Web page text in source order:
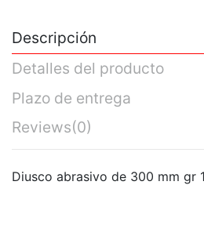
Descripción
Detalles del producto
Plazo de entrega
Reviews(0)
Diusco abrasivo de 300 mm gr